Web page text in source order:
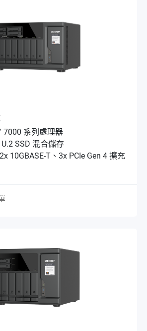
7000 系列處理器
SSD 混合儲存
10GBASE-T、3x PCIe Gen 4 擴充